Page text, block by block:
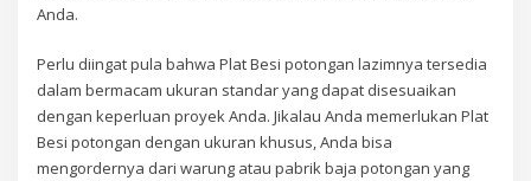
Anda.
Perlu diingat pula bahwa Plat Besi potongan lazimnya tersedia
dalam bermacam ukuran standar yang dapat disesuaikan
dengan keperluan proyek Anda. Jikalau Anda memerlukan Plat
Besi potongan dengan ukuran khusus, Anda bisa
mengordernya dari warung atau pabrik baja potongan yang